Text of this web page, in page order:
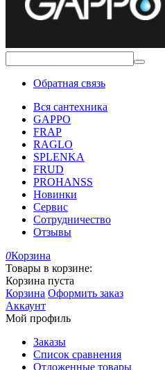
Обратная связь
Вся сантехника
GAPPO
FRAP
RAGLO
SPLENKA
FRUD
PROHANSS
Новинки
Сервис
Сотрудничество
Отзывы
0Корзина
Товары в корзине:
Корзина пуста
Корзина Оформить заказ
Аккаунт
Мой профиль
Заказы
Список сравнения
Отложенные товары